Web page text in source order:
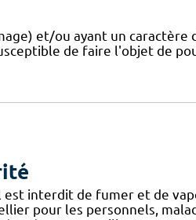
et/ou ayant un
de faire l'objet de
est interdit de fumer et de
pour les personnels,